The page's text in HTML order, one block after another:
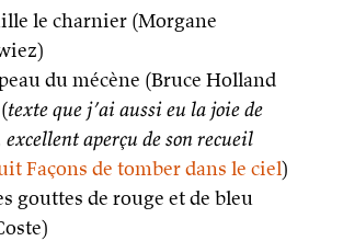
le charnier (Morgane
du mécène (Bruce Holland
texte que j’ai aussi eu la joie de
aperçu de son recueil
Façons de tomber dans le ciel)
gouttes de rouge et de bleu